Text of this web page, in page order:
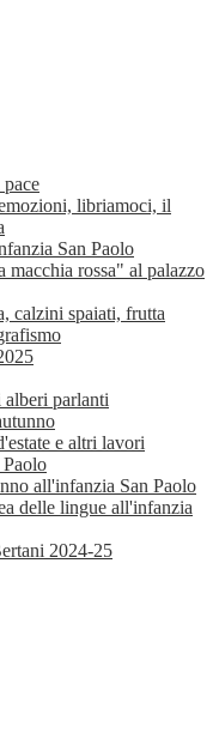
libriamoci, il
San Paolo
rossa" al palazzo
calzini spaiati, frutta
parlanti
e altri lavori
all'infanzia San Paolo
delle lingue all'infanzia
2024-25